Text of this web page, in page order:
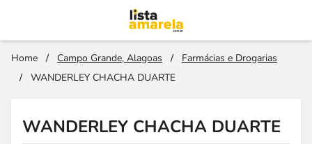
Home / Campo Grande, Alagoas /
Farmácias e Drogarias
/
WANDERLEY CHACHA DUARTE
WANDERLEY CHACHA DUARTE